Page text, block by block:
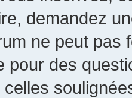
demandez
ne peut
pour des
celles